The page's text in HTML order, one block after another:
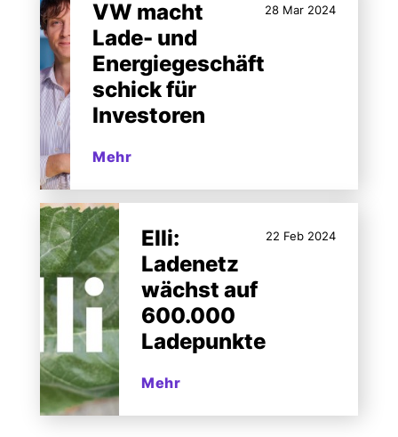
VW macht
Lade- und
Energiegeschäft
schick für
Investoren
28 Mar 2024
Mehr
Elli:
Ladenetz
wächst auf
600.000
Ladepunkte
22 Feb 2024
Mehr